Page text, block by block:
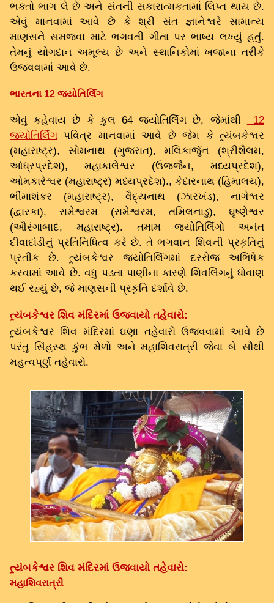
ભક્તો ભાગ લે છે અને સંતની સકારાત્મકતામાં લિપ્ત થાય છે.
એવું માનવામાં આવે છે કે શ્રી સંત જ્ઞાનેશ્વરે સામાન્ય
માણસને સમજવા માટે ભગવતી ગીતા પર ભાષ્ય લખ્યું હતું.
તેમનું યોગદાન અમૂલ્ય છે અને સ્થાનિકોમાં ખજાના તરીકે
ઉજવવામાં આવે છે.
ભારતના 12 જ્યોતિર્લિંગ
એવું કહેવાય છે કે કુલ 64 જ્યોતિર્લિંગ છે, જેમાંથી
12
જ્યોતિર્લિંગ પવિત્ર માનવામાં આવે છે જેમ કે ત્ર્યંબકેશ્વર
(મહારાષ્ટ્ર), સોમનાથ (ગુજરાત), મલિકાર્જુન (શ્રીશૈલમ,
આંધ્રપ્રદેશ), મહાકાલેશ્વર (ઉજ્જૈન, મધ્યપ્રદેશ),
ઓમકારેશ્વર (મહારાષ્ટ્ર) મધ્યપ્રદેશ)., કેદારનાથ (હિમાલય),
ભીમાશંકર (મહારાષ્ટ્ર), વૈદ્યનાથ (ઝારખંડ), નાગેશ્વર
(દ્વારકા), રામેશ્વરમ (રામેશ્વરમ, તમિલનાડુ), ઘૃષ્ણેશ્વર
(ઔરંગાબાદ, મહારાષ્ટ્ર). તમામ જ્યોતિર્લિંગો અનંત
દીવાદાંડીનું પ્રતિનિધિત્વ કરે છે. તે ભગવાન શિવની પ્રકૃતિનું
પ્રતીક છે. ત્ર્યંબકેશ્વર જ્યોતિર્લિંગમાં દરરોજ અભિષેક
કરવામાં આવે છે. વધુ પડતા પાણીના કારણે શિવલિંગનું ધોવાણ
થઈ રહ્યું છે, જે માણસની પ્રકૃતિ દર્શાવે છે.
ત્ર્યંબકેશ્વર શિવ મંદિરમાં ઉજવાયો તહેવારો:
ત્ર્યંબકેશ્વર શિવ મંદિરમાં ઘણા તહેવારો ઉજવવામાં આવે છે
પરંતુ સિંહસ્થ કુંભ મેળો અને મહાશિવરાત્રી જેવા બે સૌથી
મહત્વપૂર્ણ તહેવારો.
ત્ર્યંબકેશ્વર શિવ મંદિરમાં ઉજવાયો તહેવારો:
મહાશિવરાત્રી